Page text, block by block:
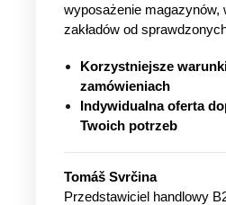
wyposażenie magazynów,
zakładów od
Korzystniejsze
zamówieniach
Indywidualna oferta
Twoich potrzeb
Tomáš Svrčina
Przedstawiciel handlowy